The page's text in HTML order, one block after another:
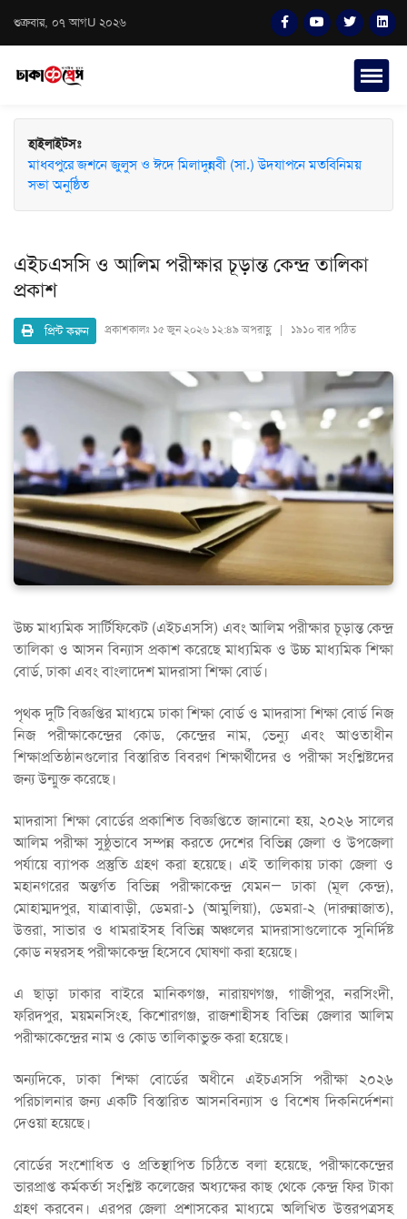
শুক্রবার, ০৭ আগU ২০২৬
হাইলাইটসঃ
মাধবপুরে জশনে জুলুস ও ঈদে মিলাদুন্নবী (সা.) উদযাপনে মতবিনিময়
সভা অনুষ্ঠিত
এইচএসসি ও আলিম পরীক্ষার চূড়ান্ত কেন্দ্র তালিকা
প্রকাশ
প্রিন্ট করুন প্রকাশকালঃ ১৫ জুন ২০২৬ ১২:৪৯ অপরাহ্ণ | ১৯১০ বার পঠিত
উচ্চ মাধ্যমিক সার্টিফিকেট (এইচএসসি) এবং আলিম পরীক্ষার চূড়ান্ত কেন্দ্র
তালিকা ও আসন বিন্যাস প্রকাশ করেছে মাধ্যমিক ও উচ্চ মাধ্যমিক শিক্ষা
বোর্ড, ঢাকা এবং বাংলাদেশ মাদরাসা শিক্ষা বোর্ড।
পৃথক দুটি বিজ্ঞপ্তির মাধ্যমে ঢাকা শিক্ষা বোর্ড ও মাদরাসা শিক্ষা বোর্ড নিজ
নিজ পরীক্ষাকেন্দ্রের কোড, কেন্দ্রের নাম, ভেন্যু এবং আওতাধীন
শিক্ষাপ্রতিষ্ঠানগুলোর বিস্তারিত বিবরণ শিক্ষার্থীদের ও পরীক্ষা সংশ্লিষ্টদের
জন্য উন্মুক্ত করেছে।
মাদরাসা শিক্ষা বোর্ডের প্রকাশিত বিজ্ঞপ্তিতে জানানো হয়, ২০২৬ সালের
আলিম পরীক্ষা সুষ্ঠুভাবে সম্পন্ন করতে দেশের বিভিন্ন জেলা ও উপজেলা
পর্যায়ে ব্যাপক প্রস্তুতি গ্রহণ করা হয়েছে। এই তালিকায় ঢাকা জেলা ও
মহানগরের অন্তর্গত বিভিন্ন পরীক্ষাকেন্দ্র যেমন— ঢাকা (মূল কেন্দ্র),
মোহাম্মদপুর, যাত্রাবাড়ী, ডেমরা-১ (আমুলিয়া), ডেমরা-২ (দারুন্নাজাত),
উত্তরা, সাভার ও ধামরাইসহ বিভিন্ন অঞ্চলের মাদরাসাগুলোকে সুনির্দিষ্ট
কোড নম্বরসহ পরীক্ষাকেন্দ্র হিসেবে ঘোষণা করা হয়েছে।
এ ছাড়া ঢাকার বাইরে মানিকগঞ্জ, নারায়ণগঞ্জ, গাজীপুর, নরসিংদী,
ফরিদপুর, ময়মনসিংহ, কিশোরগঞ্জ, রাজশাহীসহ বিভিন্ন জেলার আলিম
পরীক্ষাকেন্দ্রের নাম ও কোড তালিকাভুক্ত করা হয়েছে।
অন্যদিকে, ঢাকা শিক্ষা বোর্ডের অধীনে এইচএসসি পরীক্ষা ২০২৬
পরিচালনার জন্য একটি বিস্তারিত আসনবিন্যাস ও বিশেষ দিকনির্দেশনা
দেওয়া হয়েছে।
বোর্ডের সংশোধিত ও প্রতিস্থাপিত চিঠিতে বলা হয়েছে, পরীক্ষাকেন্দ্রের
ভারপ্রাপ্ত কর্মকর্তা সংশ্লিষ্ট কলেজের অধ্যক্ষের কাছ থেকে কেন্দ্র ফির টাকা
গ্রহণ করবেন। এরপর জেলা প্রশাসকের মাধ্যমে অলিখিত উত্তরপত্রসহ